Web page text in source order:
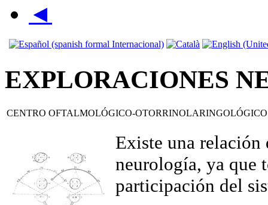
◄
EXPLORACIONES
CENTRO OFTALMOLÓGICO-OTORRINOLARINGOLÓGICO
Existe una
neurología, ya que
participación del